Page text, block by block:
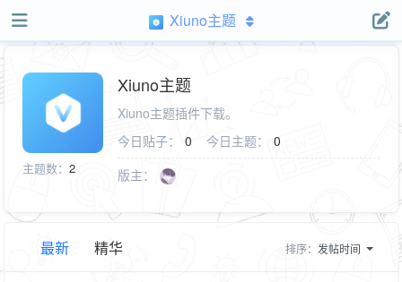
Xiuno主题
主题数： 2
Xiuno主题
Xiuno主题插件下载。
今日贴子：
0 今日主题：
0
版主：
最新 精华 排序：发帖时间